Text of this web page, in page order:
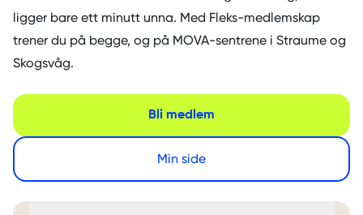
ligger bare ett minutt unna. Med Fleks-medlemskap
trener du på begge, og på MOVA-sentrene i Straume og
Skogsvåg.
Bli medlem
Min side